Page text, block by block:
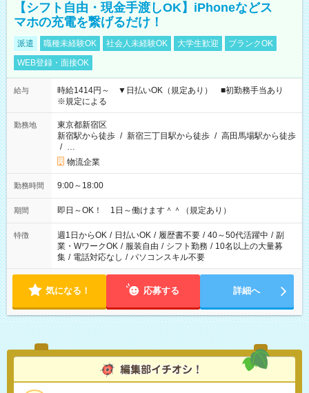
【シフト自由・現金手渡しOK】iPhoneなどス
マホの充電を繋げるだけ！
派遣 職種未経験OK 社会人未経験OK 大学生歓迎
ブランクOK
WEB登録・面接OK
給与
時給1414円～ ▼日払いOK（規定あり） ■初勤務手当あり
※規定による
勤務地
東京都新宿区
新宿駅から徒歩 / 新宿三丁目駅から徒歩 / 高田馬場駅から徒歩
/ …
物流企業
勤務時間 9:00～18:00
期間 即日～OK！ 1日～働けます＾＾（規定あり）
特徴 週1日からOK / 日払いOK / 履歴書不要 / 40～50代活躍中 / 副
業・WワークOK / 服装自由 / シフト勤務 / 10名以上の大量募
集 / 電話対応なし / パソコンスキル不要
気になる！ 応募する 詳細へ